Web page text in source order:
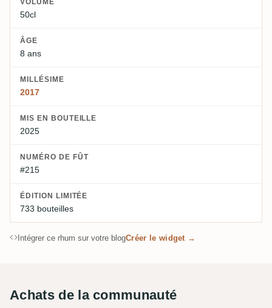
VOLUME
50cl
ÂGE
8 ans
MILLÉSIME
2017
MIS EN BOUTEILLE
2025
NUMÉRO DE FÛT
#215
ÉDITION LIMITÉE
733 bouteilles
Intégrer ce rhum sur votre blogCréer le widget →
Achats de la communauté